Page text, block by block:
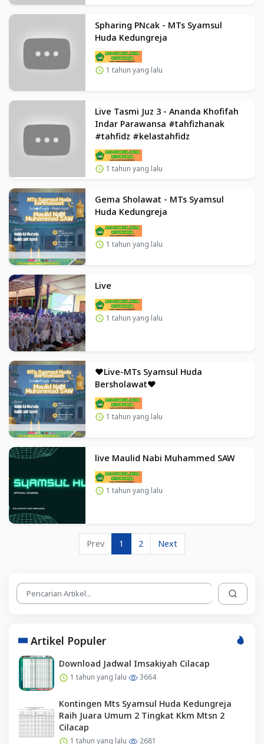
Spharing PNcak - MTs Syamsul
Huda Kedungreja
1 tahun yang lalu
Live Tasmi Juz 3 - Ananda Khofifah
Indar Parawansa #tahfizhanak
#tahfidz #kelastahfidz
1 tahun yang lalu
Gema Sholawat - MTs Syamsul
Huda Kedungreja
1 tahun yang lalu
Live
1 tahun yang lalu
❤Live-MTs Syamsul Huda
Bersholawat❤
1 tahun yang lalu
live Maulid Nabi Muhammed SAW
1 tahun yang lalu
Prev 1 2 Next
Artikel Populer
Download Jadwal Imsakiyah Cilacap
1 tahun yang lalu 3664
Kontingen Mts Syamsul Huda Kedungreja
Raih Juara Umum 2 Tingkat Kkm Mtsn 2
Cilacap
1 tahun yang lalu 2681